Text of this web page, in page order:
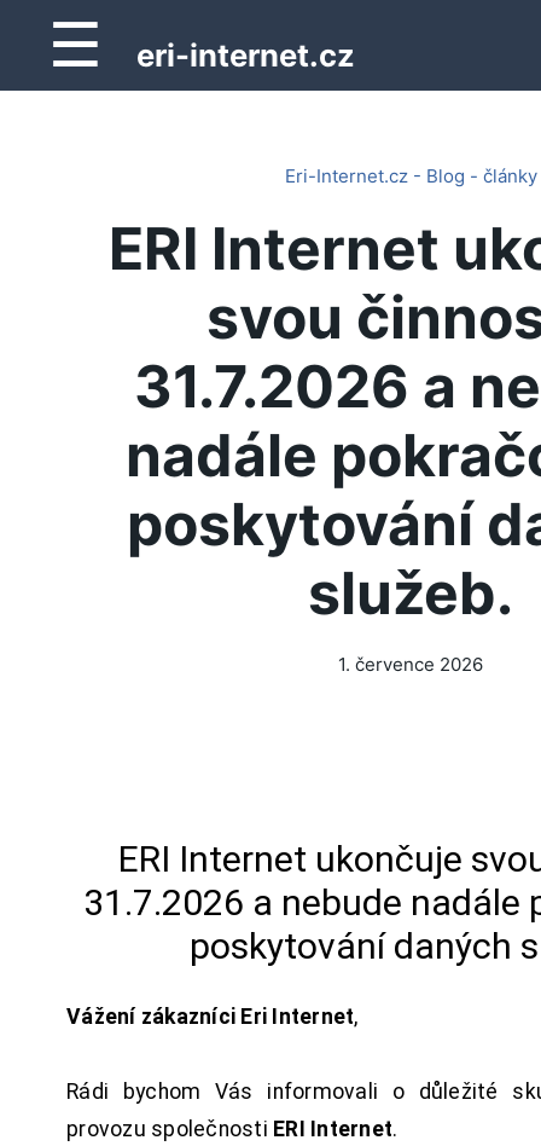
☰ eri-internet.cz
Eri-Internet.cz - Blog - články
ERI Internet
svou
31.7.2026 a
nadále
poskytování
služeb.
1. července 2026
ERI Internet ukončuje
31.7.2026 a nebude nadále
poskytování daných
Vážení zákazníci Eri Internet,
Rádi bychom Vás informovali o důležité
provozu společnosti ERI Internet.